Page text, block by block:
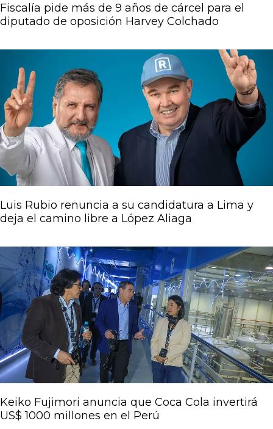
Fiscalía pide más de 9 años de cárcel para el
diputado de oposición Harvey Colchado
Luis Rubio renuncia a su candidatura a Lima y
deja el camino libre a López Aliaga
Keiko Fujimori anuncia que Coca Cola invertirá
US$ 1000 millones en el Perú